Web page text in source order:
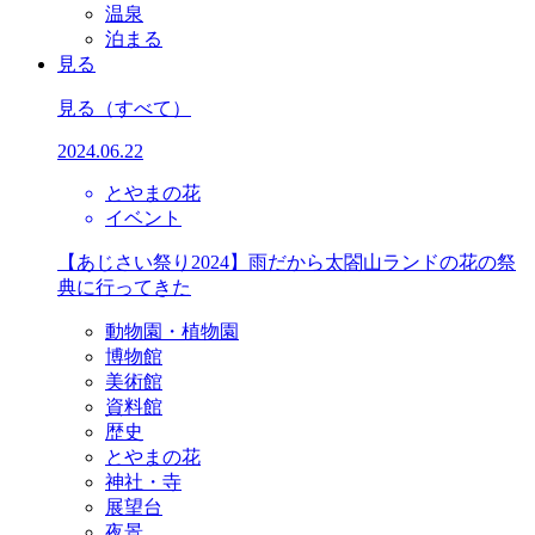
温泉
泊まる
見る
見る （すべて）
2024.06.22
とやまの花
イベント
【あじさい祭り2024】雨だから太閤山ランドの花の祭
典に行ってきた
動物園・植物園
博物館
美術館
資料館
歴史
とやまの花
神社・寺
展望台